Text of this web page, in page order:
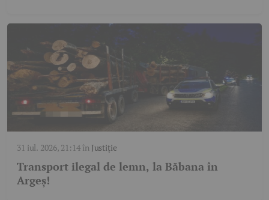
31 iul. 2026, 21:14în Justiție
Transport ilegal de lemn, la Băbana în
Argeș!